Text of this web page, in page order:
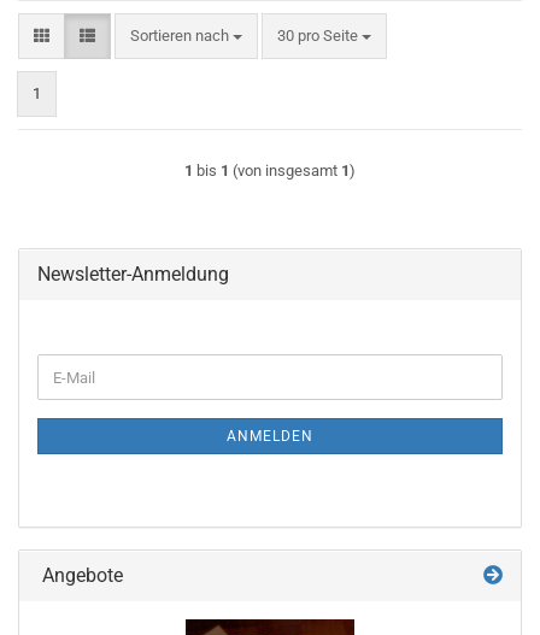
Sortieren nach
Sortieren nach 30 pro Seite
pro Seite
1
1 bis 1 (von insgesamt 1)
Newsletter-Anmeldung
ZUR
E-
Mail
ANMELDEN
Angebote